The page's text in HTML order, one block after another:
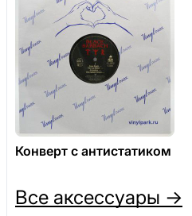
Конверт с антистатиком
Все аксессуары →